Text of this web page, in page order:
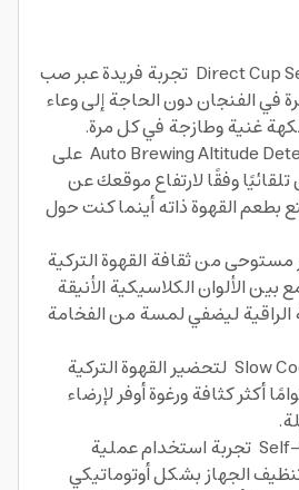
تمنحك ميزة Direct Cup Service تجربة فريدة عبر صب
في الفنجان دون الحاجة إلى وعاء
غنية وطازجة في كل مرة.
تساعد تقنية Auto Brewing Altitude Detection على
وفقًا لارتفاع موقعك عن
بطعم القهوة ذاته أينما كنت حول
من ثقافة القهوة التركية
بين الألوان الكلاسيكية الأنيقة
الراقية ليضفي لمسة من الفخامة
تدعم خاصية Slow Cooking لتحضير القهوة التركية
أكثر كثافة ورغوة أوفر لإرضاء
توفر ميزة Self-Cleaning تجربة استخدام عملية
الجهاز بشكل أوتوماتيكي